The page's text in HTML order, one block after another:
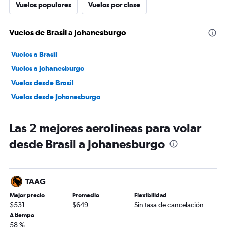
Vuelos populares Vuelos por clase
Vuelos de Brasil a Johanesburgo
Vuelos a Brasil
Vuelos a Johanesburgo
Vuelos desde Brasil
Vuelos desde Johanesburgo
Las 2 mejores aerolíneas para volar
desde Brasil a Johanesburgo
TAAG
Mejor precio
$531
Promedio
$649
Flexibilidad
Sin tasa de cancelación
A tiempo
58 %